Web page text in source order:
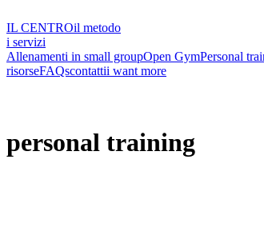
IL CENTROil metodo
i servizi
Allenamenti in small groupOpen GymPersonal
risorseFAQscontattii want more
personal training